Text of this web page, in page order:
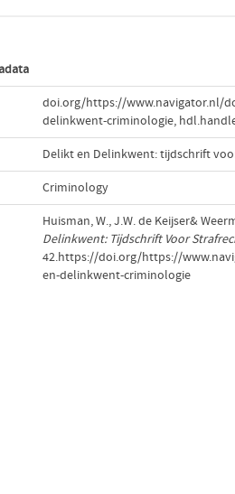
doi.org/https://www.navigator.nl/
delinkwent-criminologie,
Delikt en Delinkwent: tijdschrift
Criminology
Huisman, W., J.W. de Keijser&
Delinkwent: Tijdschrift Voor
42.https://doi.org/https://
en-delinkwent-criminologie